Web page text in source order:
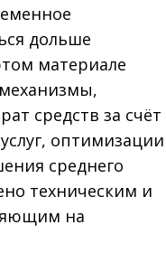
дольше
материале
средств за счёт
оптимизации
среднего
техническим и
на